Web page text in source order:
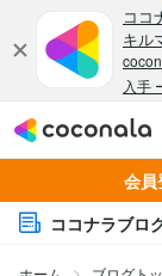
会員
ココナラブロ